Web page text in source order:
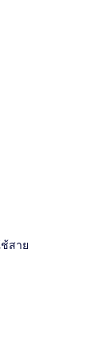
สาย